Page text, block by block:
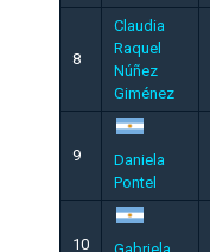
8
Claudia
Raquel
Núñez
Giménez
9
Daniela
Pontel
10